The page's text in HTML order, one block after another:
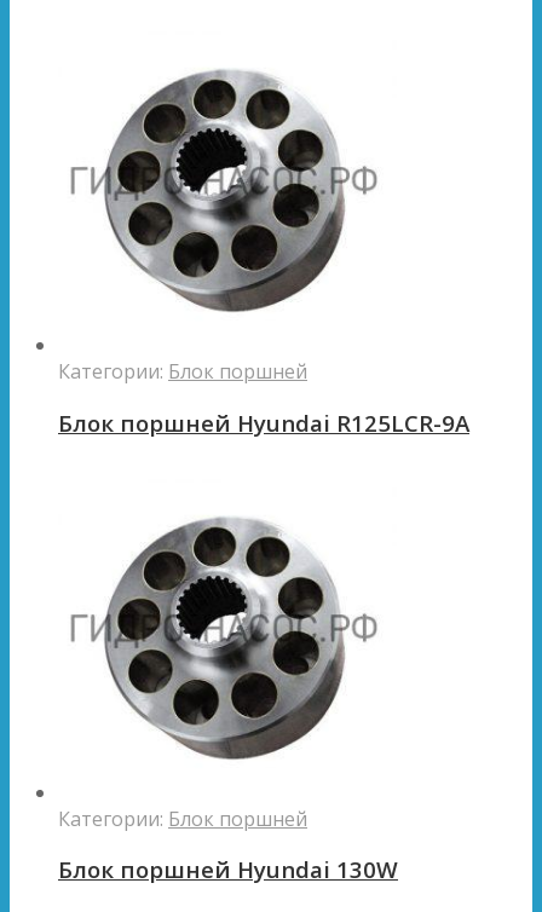
Категории: Блок поршней
Блок поршней Hyundai R125LCR-9A
Категории: Блок поршней
Блок поршней Hyundai 130W